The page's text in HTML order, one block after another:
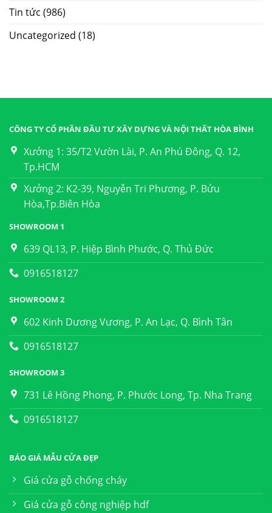
Tin tức (986)
Uncategorized (18)
CÔNG TY CỔ PHẦN ĐẦU TƯ XÂY DỰNG VÀ NỘI THẤT HÒA BÌNH
Xưởng 1: 35/T2 Vườn Lài, P. An Phú Đông, Q. 12,
Tp.HCM
Xưởng 2: K2-39, Nguyễn Tri Phương, P. Bửu
Hòa,Tp.Biên Hòa
SHOWROOM 1
639 QL13, P. Hiệp Bình Phước, Q. Thủ Đức
0916518127
SHOWROOM 2
602 Kinh Dương Vương, P. An Lạc, Q. Bình Tân
0916518127
SHOWROOM 3
731 Lê Hồng Phong, P. Phước Long, Tp. Nha Trang
0916518127
BÁO GIÁ MẪU CỬA ĐẸP
Giá cửa gỗ chống cháy
Giá cửa gỗ công nghiệp hdf